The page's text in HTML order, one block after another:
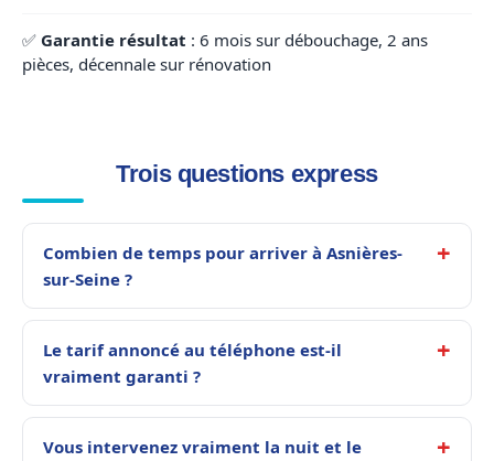
✅ Garantie résultat : 6 mois sur débouchage, 2 ans
pièces, décennale sur rénovation
Trois questions express
Combien de temps pour arriver à Asnières-
sur-Seine ?
Le tarif annoncé au téléphone est-il
vraiment garanti ?
Vous intervenez vraiment la nuit et le